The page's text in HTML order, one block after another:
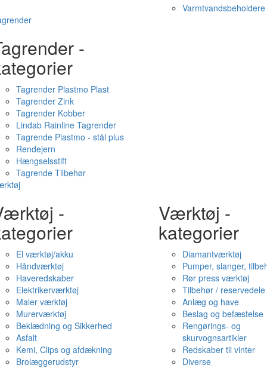
Varmtvandsbeholdere
-
Tagrender Plastmo Plast
Tagrender Zink
Tagrender Kobber
Lindab Rainline Tagrender
Tagrende Plastmo - stål plus
Rendejern
Hængselsstift
Tagrende Tilbehør
-
El værktøj/akku
Håndværktøj
Haveredskaber
Elektrikerværktøj
Maler værktøj
Murerværktøj
Beklædning og Sikkerhed
Asfalt
Kemi, Clips og afdækning
Brolæggerudstyr
Værktøj -
kategorier
Diamantværktøj
Pumper, slanger,
Rør press værktøj
Tilbehør / reservedele
Anlæg og have
Beslag og befæstelse
Rengørings- og
skurvognsartikler
Redskaber til vinter
Diverse